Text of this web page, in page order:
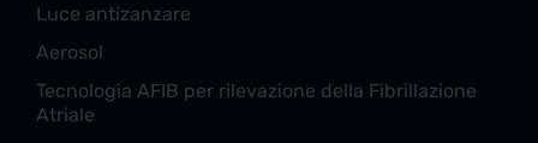
Luce antizanzare
Aerosol
Tecnologia AFIB per rilevazione della Fibrillazione
Atriale